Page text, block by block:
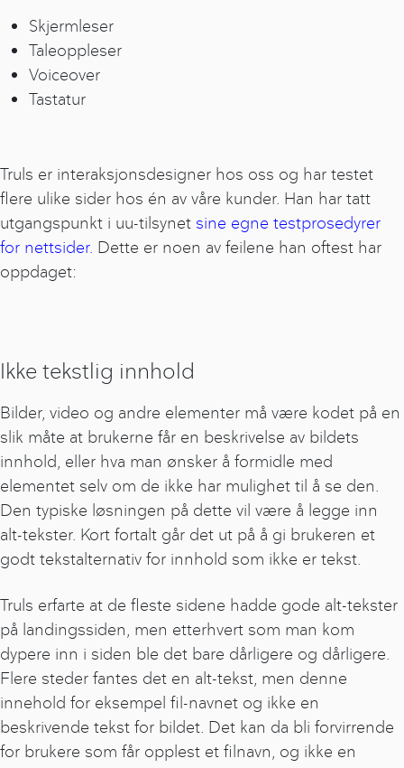
Skjermleser
Taleoppleser
Voiceover
Tastatur
Truls er interaksjonsdesigner hos oss og har testet
flere ulike sider hos én av våre kunder. Han har tatt
utgangspunkt i uu-tilsynet sine egne testprosedyrer
for nettsider. Dette er noen av feilene han oftest har
oppdaget:
Ikke tekstlig innhold
Bilder, video og andre elementer må være kodet på en
slik måte at brukerne får en beskrivelse av bildets
innhold, eller hva man ønsker å formidle med
elementet selv om de ikke har mulighet til å se den.
Den typiske løsningen på dette vil være å legge inn
alt-tekster. Kort fortalt går det ut på å gi brukeren et
godt tekstalternativ for innhold som ikke er tekst.
Truls erfarte at de fleste sidene hadde gode alt-tekster
på landingssiden, men etterhvert som man kom
dypere inn i siden ble det bare dårligere og dårligere.
Flere steder fantes det en alt-tekst, men denne
innehold for eksempel fil-navnet og ikke en
beskrivende tekst for bildet. Det kan da bli forvirrende
for brukere som får opplest et filnavn, og ikke en